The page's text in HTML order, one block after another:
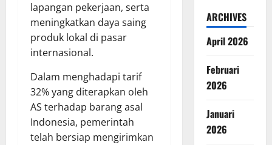
lapangan pekerjaan, serta
meningkatkan daya saing
produk lokal di pasar
internasional.
Dalam menghadapi tarif
32% yang diterapkan oleh
AS terhadap barang asal
Indonesia, pemerintah
telah bersiap mengirimkan
ARCHIVES
April 2026
Februari
2026
Januari
2026